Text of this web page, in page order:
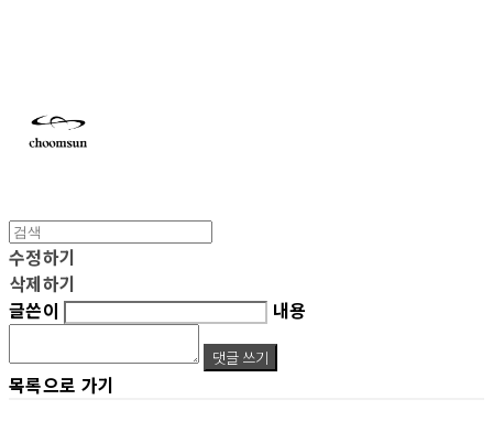
수정하기
삭제하기
글쓴이
내용
댓글 쓰기
목록으로 가기